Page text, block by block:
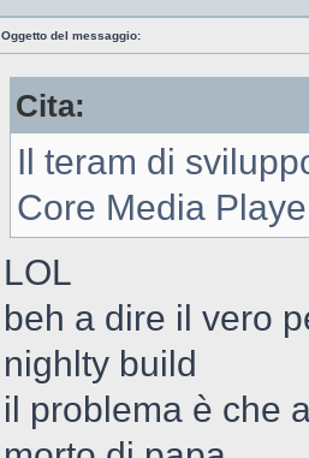
Oggetto del messaggio:
Cita:
Il teram di
Core Media
LOL
beh a dire il vero
nighlty build
il problema è che